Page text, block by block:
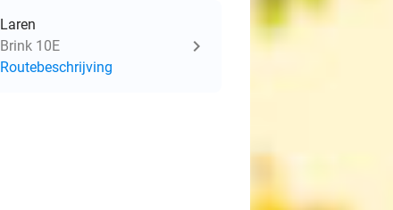
Laren
Brink 10E
Routebeschrijving